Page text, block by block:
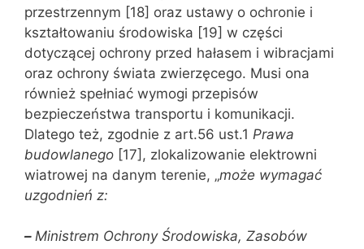
przestrzennym [18] oraz ustawy o ochronie i
kształtowaniu środowiska [19] w części
dotyczącej ochrony przed hałasem i wibracjami
oraz ochrony świata zwierzęcego. Musi ona
również spełniać wymogi przepisów
bezpieczeństwa transportu i komunikacji.
Dlatego też, zgodnie z art.56 ust.1 Prawa
budowlanego [17], zlokalizowanie elektrowni
wiatrowej na danym terenie, „może wymagać
uzgodnień z:
– Ministrem Ochrony Środowiska, Zasobów